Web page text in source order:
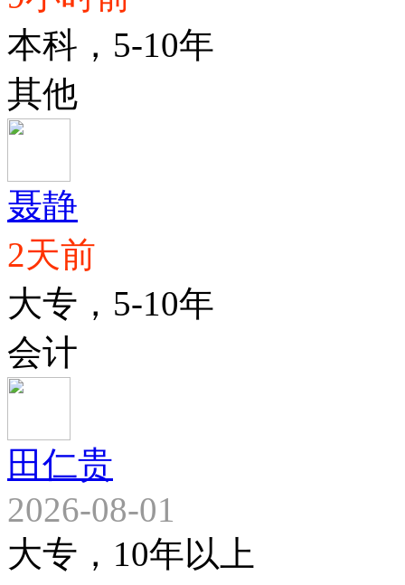
本科，5-10年
其他
聂静
2天前
大专，5-10年
会计
田仁贵
2026-08-01
大专，10年以上